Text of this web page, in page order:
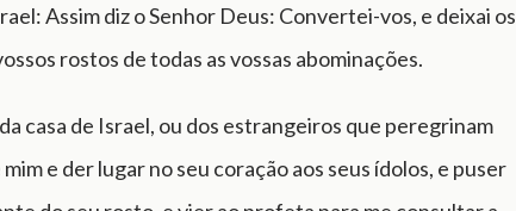
Assim diz o Senhor Deus: Convertei-vos, e deixai os
rostos de todas as vossas abominações.
casa de Israel, ou dos estrangeiros que peregrinam
e der lugar no seu coração aos seus ídolos, e puser